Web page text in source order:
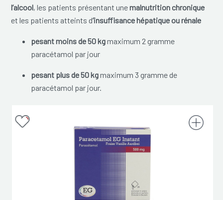
l’alcool, les patients présentant unemalnutrition chronique
et les patients atteints d’insuffisance hépatique ou rénale
pesant moins de 50 kgmaximum 2 gramme
paracétamol par jour
pesant plus de 50 kgmaximum 3 gramme de
paracétamol par jour.